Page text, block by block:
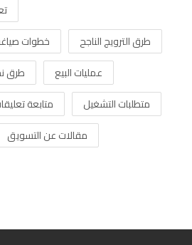
خطوات
طرق الترويج الناجح
طرق
عمليات البيع
متابعة
متطلبات التشغيل
مقالات عن التسويق